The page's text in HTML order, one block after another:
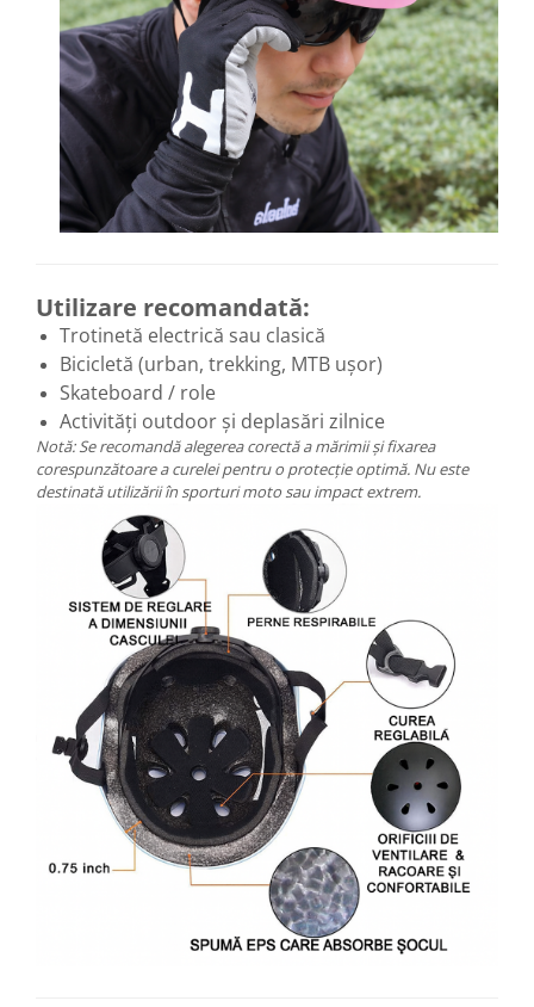
Utilizare recomandată:
Trotinetă electrică sau clasică
Bicicletă (urban, trekking, MTB ușor)
Skateboard / role
Activități outdoor și deplasări zilnice
Notă: Se recomandă alegerea corectă a mărimii și fixarea
corespunzătoare a curelei pentru o protecție optimă. Nu este
destinată utilizării în sporturi moto sau impact extrem.